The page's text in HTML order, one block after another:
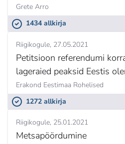
Grete Arro
1434 allkirja
Riigikogule 27.05.2021
Petitsioon referendumi
lageraied peaksid Eestis
Erakond Eestimaa Rohelised
1272 allkirja
Riigikogule 25.01.2021
Metsapöördumine